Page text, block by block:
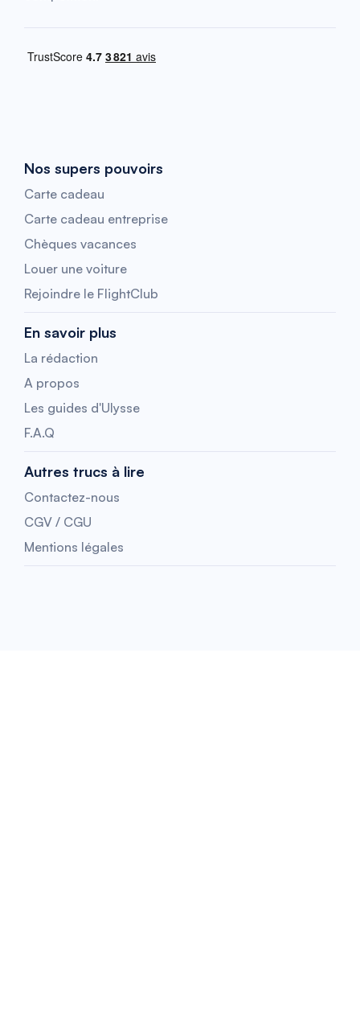
Nos supers pouvoirs
Carte cadeau
Carte cadeau entreprise
Chèques vacances
Louer une voiture
Rejoindre le FlightClub
En savoir plus
La rédaction
A propos
Les guides d'Ulysse
F.A.Q
Autres trucs à lire
Contactez-nous
CGV / CGU
Mentions légales